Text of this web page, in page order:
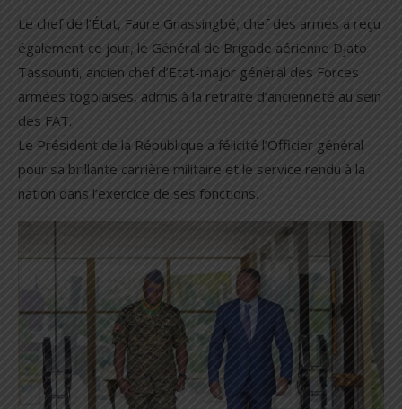
Le chef de l’État, Faure Gnassingbé, chef des armes a reçu
également ce jour, le Général de Brigade aérienne Djato
Tassounti, ancien chef d’Etat-major général des Forces
armées togolaises, admis à la retraite d’ancienneté au sein
des FAT.
Le Président de la République a félicité l’Officier général
pour sa brillante carrière militaire et le service rendu à la
nation dans l’exercice de ses fonctions.